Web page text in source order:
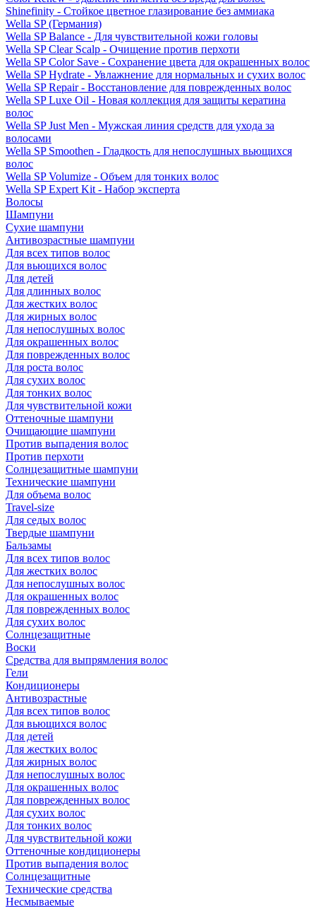
Shinefinity - Стойкое цветное глазирование без аммиака
Wella SP (Германия)
Wella SP Balance - Для чувствительной кожи головы
Wella SP Clear Scalp - Очищение против перхоти
Wella SP Color Save - Сохранение цвета для окрашенных волос
Wella SP Hydrate - Увлажнение для нормальных и сухих волос
Wella SP Repair - Восстановление для поврежденных волос
Wella SP Luxe Oil - Новая коллекция для защиты кератина
волос
Wella SP Just Men - Мужская линия средств для ухода за
волосами
Wella SP Smoothen - Гладкость для непослушных вьющихся
волос
Wella SP Volumize - Объем для тонких волос
Wella SP Expert Kit - Набор эксперта
Волосы
Шампуни
Сухие шампуни
Антивозрастные шампуни
Для всех типов волос
Для вьющихся волос
Для детей
Для длинных волос
Для жестких волос
Для жирных волос
Для непослушных волос
Для окрашенных волос
Для поврежденных волос
Для роста волос
Для сухих волос
Для тонких волос
Для чувствительной кожи
Оттеночные шампуни
Очищающие шампуни
Против выпадения волос
Против перхоти
Солнцезащитные шампуни
Технические шампуни
Для объема волос
Travel-size
Для седых волос
Твердые шампуни
Бальзамы
Для всех типов волос
Для жестких волос
Для непослушных волос
Для окрашенных волос
Для поврежденных волос
Для сухих волос
Солнцезащитные
Воски
Средства для выпрямления волос
Гели
Кондиционеры
Антивозрастные
Для всех типов волос
Для вьющихся волос
Для детей
Для жестких волос
Для жирных волос
Для непослушных волос
Для окрашенных волос
Для поврежденных волос
Для сухих волос
Для тонких волос
Для чувствительной кожи
Оттеночные кондиционеры
Против выпадения волос
Солнцезащитные
Технические средства
Несмываемые